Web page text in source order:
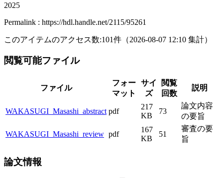
2025
Permalink : https://hdl.handle.net/2115/95261
このアイテムのアクセス数:101件 （2026-08-07 12:10 集計）
閲覧可能ファイル
ファイル
フォー
マット
サイ
ズ
閲覧
回数
説明
WAKASUGI_Masashi_abstract pdf
217
KB
73
論文内容
の要旨
WAKASUGI_Masashi_review pdf
167
KB
51
審査の要
旨
論文情報